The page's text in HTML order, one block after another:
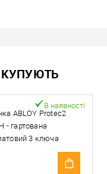
КУПУЮТЬ
ABLOY Protec2
- гартована
3 ключа
В наявності